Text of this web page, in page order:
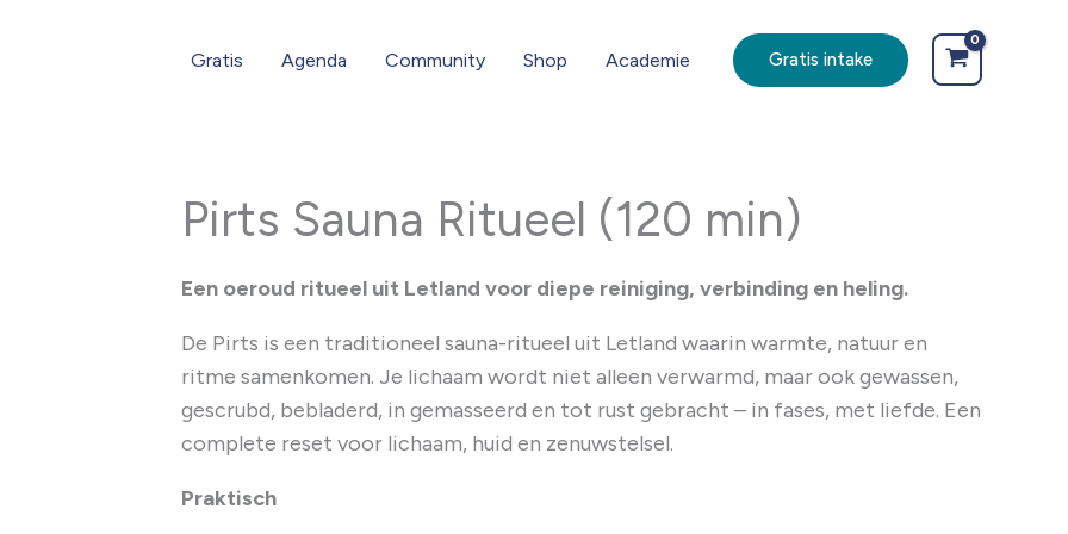
Gratis Agenda Community Shop Academie Gratis intake
Pirts Sauna Ritueel (120 min)
Een oeroud ritueel uit Letland voor diepe reiniging, verbinding en heling.
De Pirts is een traditioneel sauna-ritueel uit Letland waarin warmte, natuur en
ritme samenkomen. Je lichaam wordt niet alleen verwarmd, maar ook gewassen,
gescrubd, bebladerd, in gemasseerd en tot rust gebracht – in fases, met liefde. Een
complete reset voor lichaam, huid en zenuwstelsel.
Praktisch